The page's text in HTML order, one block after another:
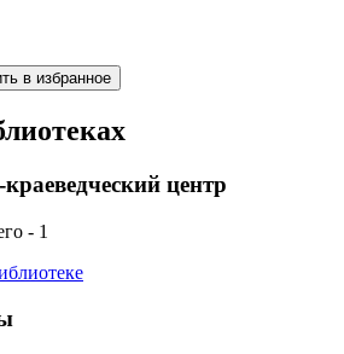
в избранное
центр
- 1